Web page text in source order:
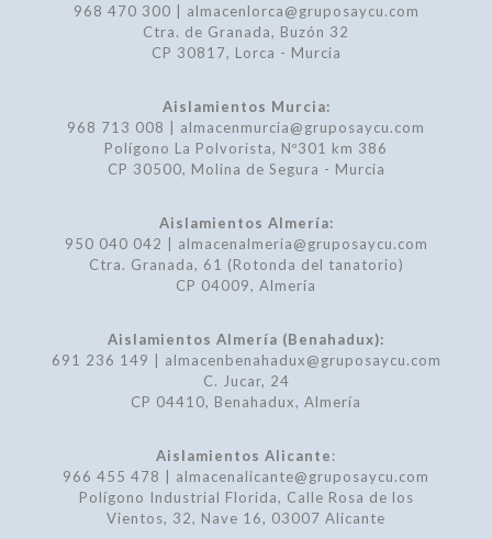
968 470 300 | almacenlorca@gruposaycu.com
Ctra. de Granada, Buzón 32
CP 30817, Lorca - Murcia
Aislamientos Murcia:
968 713 008 | almacenmurcia@gruposaycu.com
Polígono La Polvorista, Nº301 km 386
CP 30500, Molina de Segura - Murcia
Aislamientos Almería:
950 040 042 | almacenalmeria@gruposaycu.com
Ctra. Granada, 61 (Rotonda del tanatorio)
CP 04009, Almería
Aislamientos Almería (Benahadux):
691 236 149 | almacenbenahadux@gruposaycu.com
C. Jucar, 24
CP 04410, Benahadux, Almería
Aislamientos Alicante:
966 455 478 | almacenalicante@gruposaycu.com
Polígono Industrial Florida, Calle Rosa de los
Vientos, 32, Nave 16, 03007 Alicante